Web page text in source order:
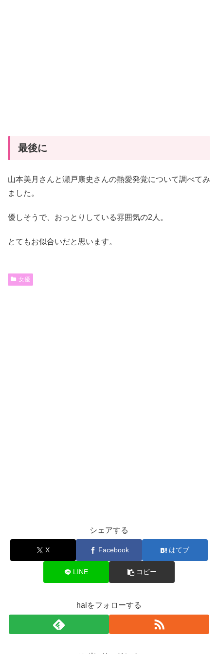
最後に
山本美月さんと瀬戸康史さんの熱愛発覚について調べてみ
ました。
優しそうで、おっとりしている雰囲気の2人。
とてもお似合いだと思います。
女優
シェアする
X Facebook はてブ
LINE コピー
halをフォローする